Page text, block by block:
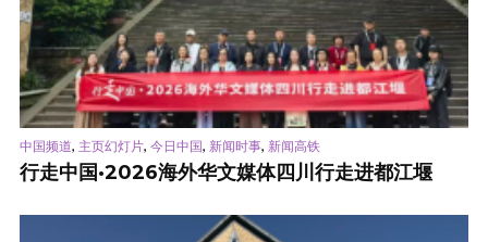
中国频道, 主页幻灯片, 今日中国, 新闻时事, 新闻高铁
行走中国·2026海外华文媒体四川行走进都江堰